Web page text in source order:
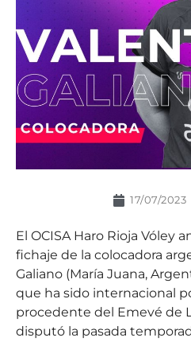
17/07/2023
El OCISA Haro Rioja Vóley
fichaje de la colocadora
Galiano (María Juana,
que ha sido internacional
procedente del Emevé de
disputó la pasada